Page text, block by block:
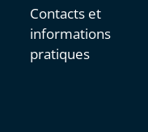
Contacts et
informations
pratiques